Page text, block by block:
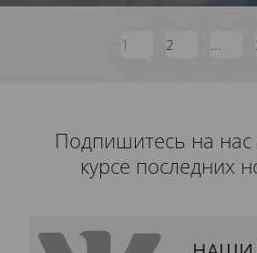
1 2 ...
Подпишитесь на нас
курсе последних